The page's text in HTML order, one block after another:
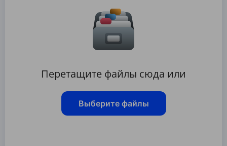
Перетащите файлы сюда или
Выберите файлы